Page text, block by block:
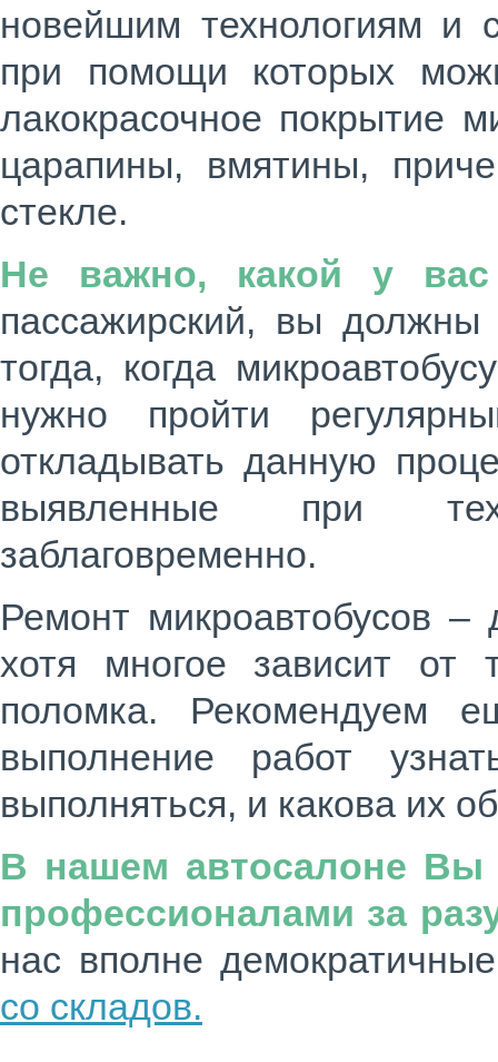
новейшим технологиям и
при помощи которых
лакокрасочное покрытие
царапины, вмятины,
стекле.
Не важно, какой у вас
пассажирский, вы
тогда, когда
нужно пройти
откладывать данную
выявленные при
заблаговременно.
Ремонт микроавтобусов –
хотя многое зависит от
поломка. Рекомендуем
выполнение работ
выполняться, и какова их
В нашем автосалоне Вы
профессионалами за
нас вполне
со складов.